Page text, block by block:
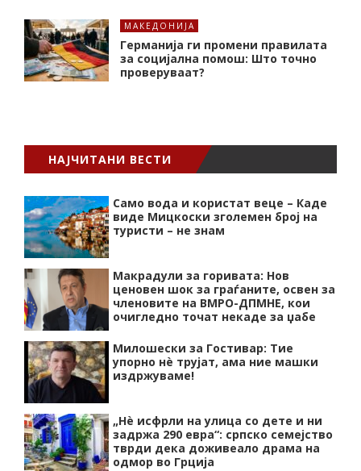
МАКЕДОНИЈА
Германија ги промени правилата
за социјална помош: Што точно
проверуваат?
НАЈЧИТАНИ ВЕСТИ
Само вода и користат веце – Каде
виде Мицкоски зголемен број на
туристи – не знам
Макрадули за горивата: Нов
ценовен шок за граѓаните, освен за
членовите на ВМРО-ДПМНЕ, кои
очигледно точат некаде за џабе
Милошески за Гостивар: Тие
упорно нѐ трујат, ама ние машки
издржуваме!
„Нѐ исфрли на улица со дете и ни
задржа 290 евра“: српско семејство
тврди дека доживеало драма на
одмор во Грција